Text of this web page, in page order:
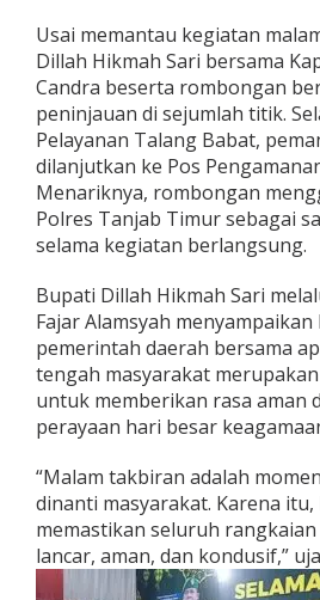
Usai memantau kegiatan
Dillah Hikmah Sari bersama
Candra beserta rombongan
peninjauan di sejumlah titik.
Pelayanan Talang Babat,
dilanjutkan ke Pos
Menariknya, rombongan
Polres Tanjab Timur sebagai
selama kegiatan berlangsung.
Bupati Dillah Hikmah Sari
Fajar Alamsyah
pemerintah daerah bersama
tengah masyarakat
untuk memberikan rasa aman
perayaan hari besar
“Malam takbiran adalah
dinanti masyarakat. Karena
memastikan seluruh
lancar, aman, dan kondusif,”